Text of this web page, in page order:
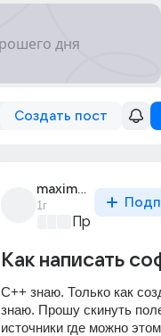
Создать пост
maxim_zaitsew
1г
Как написать
C++ знаю. Только как
знаю. Прошу скинуть
источники где можно